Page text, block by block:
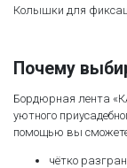
Колышки для
Почему
Бордюрная лента
уютного
помощью вы
чётко